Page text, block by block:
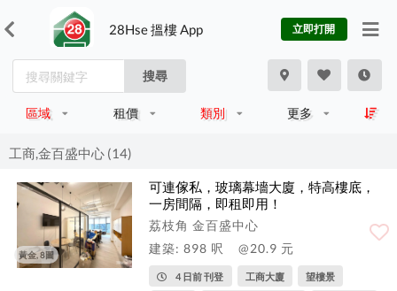
28Hse 搵樓 App 立即打開
搜尋
區域 租價 類別 更多
工商,金百盛中心 (14)
黃金, 8圖
可連傢私，玻璃幕墻大廈，特高樓底，
一房間隔，即租即用！
荔枝角 金百盛中心
建築: 898 呎
@20.9 元
4 日前 刊登 工商大廈 望樓景